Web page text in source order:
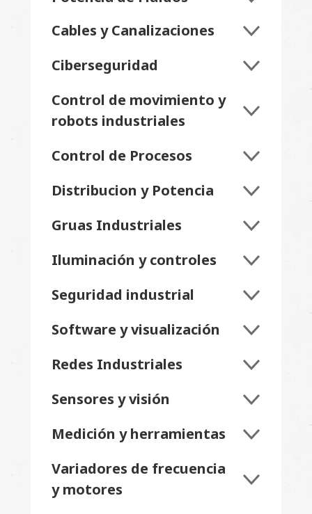
Cables y Canalizaciones
Ciberseguridad
Control de movimiento y
robots industriales
Control de Procesos
Distribucion y Potencia
Gruas Industriales
Iluminación y controles
Seguridad industrial
Software y visualización
Redes Industriales
Sensores y visión
Medición y herramientas
Variadores de frecuencia
y motores